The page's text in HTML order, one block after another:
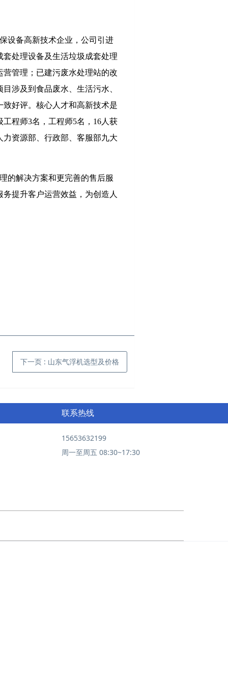
设备高新技术企业，公司引进
处理设备及生活垃圾成套处理
管理；已建污废水处理站的改
涉及到食品废水、生活污水、
好评。核心人才和高新技术是
程师3名，工程师5名，16人获
资源部、行政部、客服部九大
的解决方案和更完善的售后服
提升客户运营效益，为创造人
下一页 : 山东气浮机选型及价格
联系热线
15653632199
周一至周五 08:30~17:30